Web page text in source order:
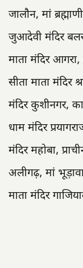
जालौन, मां
जुआदेवी मंदिर
माता मंदिर आगरा,
सीता माता मंदिर
मंदिर कुशीनगर,
धाम मंदिर
मंदिर महोबा,
अलीगढ़, मां
माता मंदिर